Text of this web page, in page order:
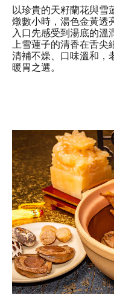
以珍貴的天籽蘭花與雪
燉數小時，湯色金黃透
入口先感受到湯底的溫
上雪蓮子的清香在舌
清補不燥、口味溫和，
暖胃之選。